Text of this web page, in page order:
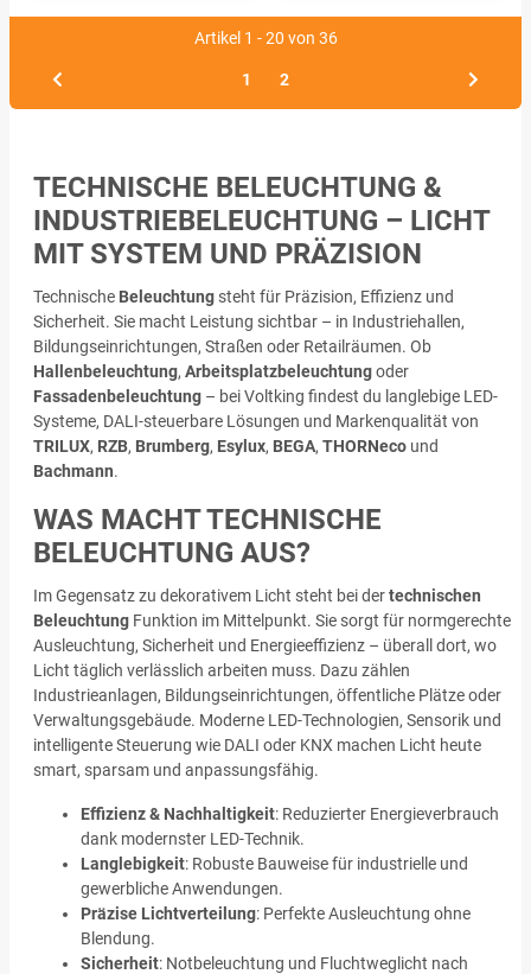
Artikel 1 - 20 von 36
1 2
TECHNISCHE BELEUCHTUNG &
INDUSTRIEBELEUCHTUNG – LICHT
MIT SYSTEM UND PRÄZISION
Technische Beleuchtung steht für Präzision, Effizienz und
Sicherheit. Sie macht Leistung sichtbar – in Industriehallen,
Bildungseinrichtungen, Straßen oder Retailräumen. Ob
Hallenbeleuchtung, Arbeitsplatzbeleuchtungoder
Fassadenbeleuchtung – bei Voltking findest du langlebige LED-
Systeme, DALI-steuerbare Lösungen und Markenqualität von
TRILUX, RZB, Brumberg, Esylux, BEGA, THORNeco und
Bachmann.
WAS MACHT TECHNISCHE
BELEUCHTUNG AUS?
Im Gegensatz zu dekorativem Licht steht bei dertechnischen
Beleuchtung Funktion im Mittelpunkt. Sie sorgt für normgerechte
Ausleuchtung, Sicherheit und Energieeffizienz – überall dort, wo
Licht täglich verlässlich arbeiten muss. Dazu zählen
Industrieanlagen, Bildungseinrichtungen, öffentliche Plätze oder
Verwaltungsgebäude. Moderne LED-Technologien, Sensorik und
intelligente Steuerung wie DALI oder KNX machen Licht heute
smart, sparsam und anpassungsfähig.
Effizienz & Nachhaltigkeit: Reduzierter Energieverbrauch
dank modernster LED-Technik.
Langlebigkeit: Robuste Bauweise für industrielle und
gewerbliche Anwendungen.
Präzise Lichtverteilung: Perfekte Ausleuchtung ohne
Blendung.
Sicherheit: Notbeleuchtung und Fluchtweglicht nach